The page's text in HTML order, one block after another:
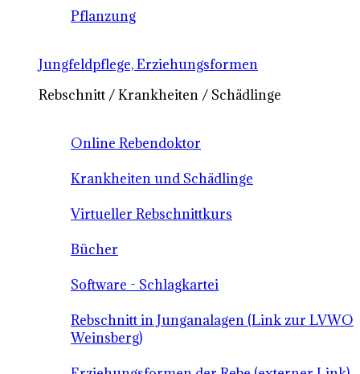
Pflanzung
Jungfeldpflege, Erziehungsformen
Rebschnitt / Krankheiten / Schädlinge
Online Rebendoktor
Krankheiten und Schädlinge
Virtueller Rebschnittkurs
Bücher
Software - Schlagkartei
Rebschnitt in Junganalagen (Link zur LVWO
Weinsberg)